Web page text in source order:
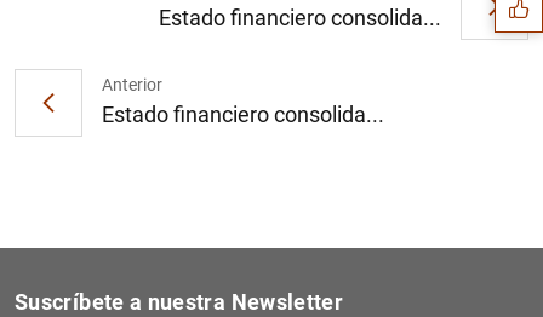
Anterior
Estado financiero consolida...
Estado financiero consolida...
Suscríbete a nuestra Newsletter